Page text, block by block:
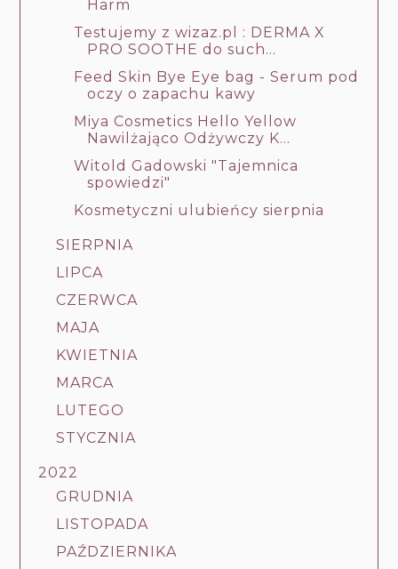
Harm
Testujemy z wizaz.pl : DERMA X
PRO SOOTHE do such...
Feed Skin Bye Eye bag - Serum pod
oczy o zapachu kawy
Miya Cosmetics Hello Yellow
Nawilżająco Odżywczy K...
Witold Gadowski "Tajemnica
spowiedzi"
Kosmetyczni ulubieńcy sierpnia
SIERPNIA
LIPCA
CZERWCA
MAJA
KWIETNIA
MARCA
LUTEGO
STYCZNIA
2022
GRUDNIA
LISTOPADA
PAŹDZIERNIKA